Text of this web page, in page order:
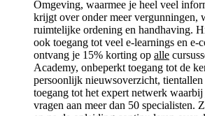
Omgeving, waarmee je heel veel
krijgt over onder meer vergunningen,
ruimtelijke ordening en handhaving.
ook toegang tot veel e-learnings en e-
ontvang je 15% korting op alle
Academy, onbeperkt toegang tot de
persoonlijk nieuwsoverzicht, tientallen
toegang tot het expert netwerk
vragen aan meer dan 50 specialisten.